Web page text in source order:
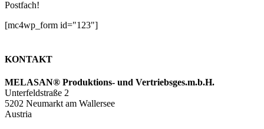
Postfach!
[mc4wp_form id="123"]
KONTAKT
MELASAN® Produktions- und Vertriebsges.m.b.H.
Unterfeldstraße 2
5202 Neumarkt am Wallersee
Austria